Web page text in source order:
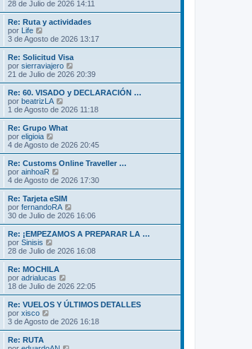
j
e
e
s
j
e
o
e
s
a
j
e
e
r
ú
t
m
o
m
e
s
a
j
e
28 de Julio de 2026 14:11
Re: Ruta y actividades
por Life
e
r
ú
l
t
m
o
m
e
s
a
j
e
3 de Agosto de 2026 13:17
Re: Solicitud Visa
por sierraviajero
e
r
ú
t
m
e
s
j
e
21 de Julio de 2026 20:39
Re: 60. VISADO y DECLARACIÓN …
por beatrizLA
e
r
ú
t
m
o
m
e
s
a
j
e
1 de Agosto de 2026 11:18
Re: Grupo What
por eligioia
e
r
ú
l
t
m
o
m
e
s
j
e
4 de Agosto de 2026 20:45
Re: Customs Online Traveller …
por ainhoaR
e
r
ú
l
t
m
o
m
e
a
j
e
4 de Agosto de 2026 17:30
Re: Tarjeta eSIM
por fernandoRA
e
r
ú
t
m
e
s
j
e
30 de Julio de 2026 16:06
Re: ¡EMPEZAMOS A PREPARAR LA …
por Sinisis
e
r
ú
l
t
m
o
m
e
28 de Julio de 2026 16:08
Re: MOCHILA
por adrialucas
e
r
ú
t
o
18 de Julio de 2026 22:05
Re: VUELOS Y ÚLTIMOS DETALLES
por xisco
e
r
l
3 de Agosto de 2026 16:18
Re: RUTA